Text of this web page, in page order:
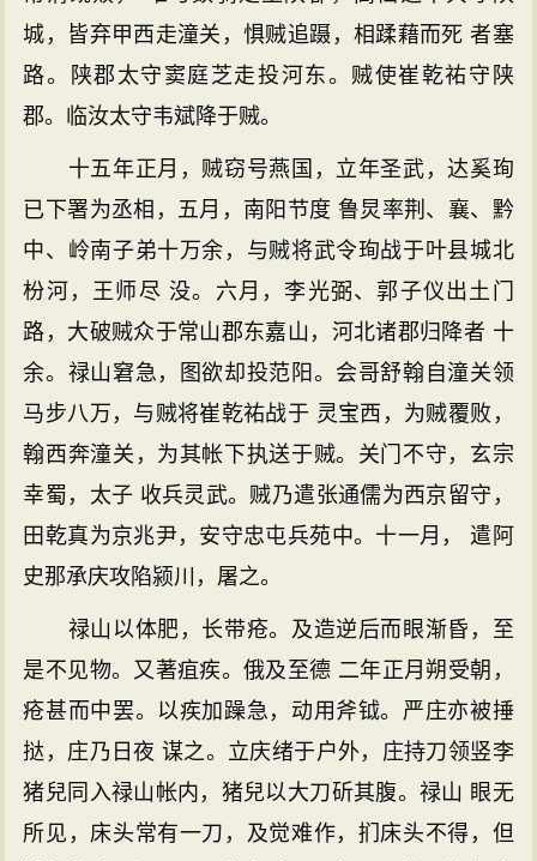
城，皆弃甲西走潼关，惧贼追蹑，相蹂藉而死 者塞
路。陕郡太守窦庭芝走投河东。贼使崔乾祐守陕
郡。临汝太守韦斌降于贼。
十五年正月，贼窃号燕国，立年圣武，达奚珣
已下署为丞相，五月，南阳节度 鲁炅率荆、襄、黔
中、岭南子弟十万余，与贼将武令珣战于叶县城北
枌河，王师尽 没。六月，李光弼、郭子仪出土门
路，大破贼众于常山郡东嘉山，河北诸郡归降者 十
余。禄山窘急，图欲却投范阳。会哥舒翰自潼关领
马步八万，与贼将崔乾祐战于 灵宝西，为贼覆败，
翰西奔潼关，为其帐下执送于贼。关门不守，玄宗
幸蜀，太子 收兵灵武。贼乃遣张通儒为西京留守，
田乾真为京兆尹，安守忠屯兵苑中。十一月， 遣阿
史那承庆攻陷颍川，屠之。
禄山以体肥，长带疮。及造逆后而眼渐昏，至
是不见物。又著疽疾。俄及至德 二年正月朔受朝，
疮甚而中罢。以疾加躁急，动用斧钺。严庄亦被捶
挞，庄乃日夜 谋之。立庆绪于户外，庄持刀领竖李
猪兒同入禄山帐内，猪兒以大刀斫其腹。禄山 眼无
所见，床头常有一刀，及觉难作，扪床头不得，但